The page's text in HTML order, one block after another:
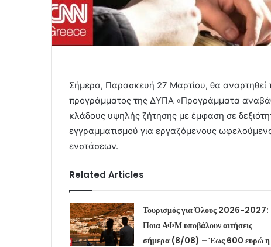
Σήμερα, Παρασκευή 27 Μαρτίου, θα
προγράμματος της ΔΥΠΑ «Προγράμματα
κλάδους υψηλής ζήτησης με έμφαση σε
εγγραμματισμού για εργαζόμενους
ενστάσεων.
Related Articles
Τουρισμός για Όλους 2026-2027:
Ποια ΑΦΜ υποβάλουν αιτήσεις
σήμερα (8/08) – Έως 600 ευρώ η